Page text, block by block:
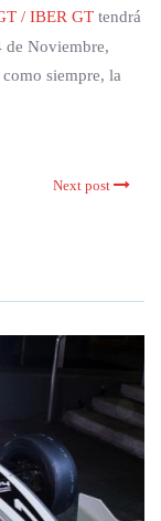
/ IBER GT tendrá
de Noviembre,
siempre, la
Next post